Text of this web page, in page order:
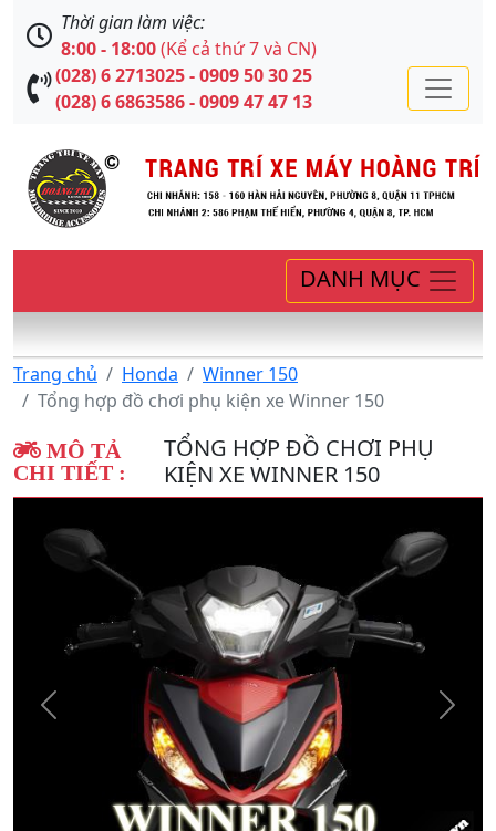
Thời gian làm việc:
8:00 - 18:00(Kể cả thứ 7 và CN)
(028) 6 2713025 - 0909 50 30 25
(028) 6 6863586 - 0909 47 47 13
DANH MỤC
Trang chủ Honda
Winner 150
Tổng hợp đồ chơi phụ kiện xe Winner 150
MÔ TẢ
CHI TIẾT :
TỔNG HỢP ĐỒ CHƠI PHỤ
KIỆN XE WINNER 150
Quay
Tiếp